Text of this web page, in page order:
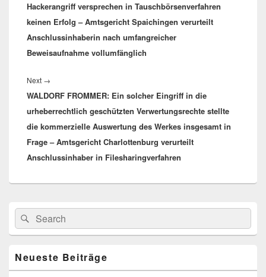
Hackerangriff versprechen in Tauschbörsenverfahren
keinen Erfolg – Amtsgericht Spaichingen verurteilt
Anschlussinhaberin nach umfangreicher
Beweisaufnahme vollumfänglich
Next →
post:
WALDORF FROMMER: Ein solcher Eingriff in die
urheberrechtlich geschützten Verwertungsrechte stellte
die kommerzielle Auswertung des Werkes insgesamt in
Frage – Amtsgericht Charlottenburg verurteilt
Anschlussinhaber in Filesharingverfahren
Primärer
Seitenleisten
Widget-
Bereich
Search
for:
Suche
Neueste Beiträge